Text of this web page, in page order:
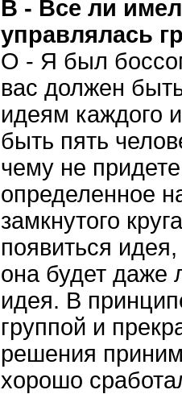
В - Все ли
управлялась
О - Я был
вас должен
идеям каждого
быть пять
чему не
определенное
замкнутого
появиться
она будет даже
идея. В
группой и
решения
хорошо